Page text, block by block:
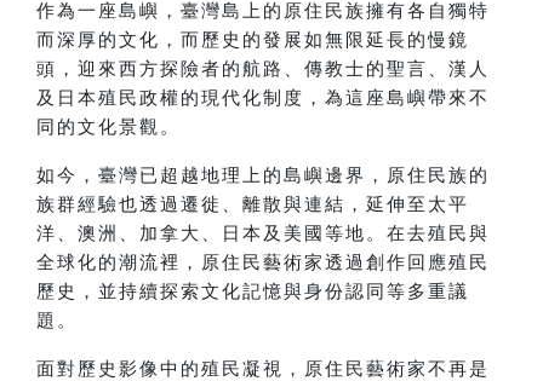
作為一座島嶼，臺灣島上的原住民族擁有各自獨特
而深厚的文化，而歷史的發展如無限延長的慢鏡
頭，迎來西方探險者的航路、傳教士的聖言、漢人
及日本殖民政權的現代化制度，為這座島嶼帶來不
同的文化景觀。
如今，臺灣已超越地理上的島嶼邊界，原住民族的
族群經驗也透過遷徙、離散與連結，延伸至太平
洋、澳洲、加拿大、日本及美國等地。在去殖民與
全球化的潮流裡，原住民藝術家透過創作回應殖民
歷史，並持續探索文化記憶與身份認同等多重議
題。
面對歷史影像中的殖民凝視，原住民藝術家不再是